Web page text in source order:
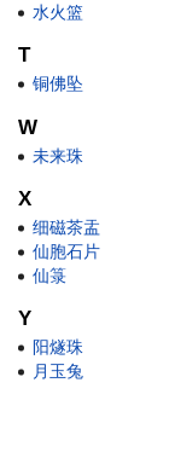
水火篮
T
铜佛坠
W
未来珠
X
细磁茶盂
仙胞石片
仙箓
Y
阳燧珠
月玉兔